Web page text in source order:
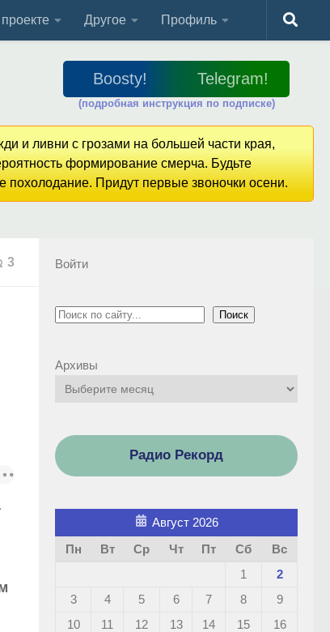
Другое Профиль
Boosty! Telegram!
(подробная инструкция по подписке)
и ливни с грозами на большей части края,
формирование смерча. Будьте
похолодание. Придут первые звоночки осени.
3 Войти
Поиск Поиск
Архивы
Радио Рекорд
Август 2026
Пн
Вт Ср Чт Пт Сб
Вс
1
2
3
4 5 6 7 8
9
10
11 12 13 14 15
16